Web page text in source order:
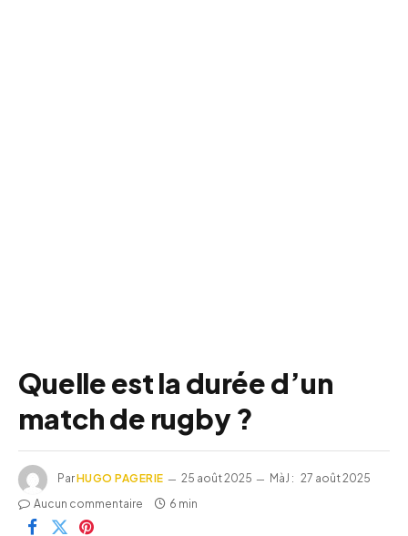
Quelle est la durée d’un
match de rugby ?
ParHUGO PAGERIE 25 août 2025 MàJ : 27 août 2025
Aucun commentaire
6 min